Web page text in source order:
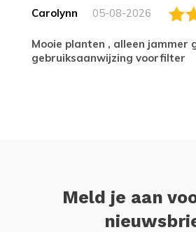
Carolynn 05-08-2026
Mooie planten , alleen jammer geen
gebruiksaanwijzing voorfilter
Meld je aan